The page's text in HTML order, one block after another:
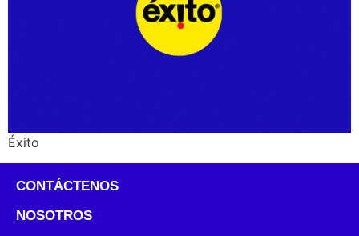
Éxito
CONTÁCTENOS
NOSOTROS